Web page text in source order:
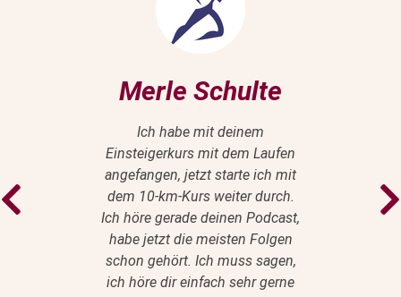
Merle Schulte
Ich habe mit deinem
Einsteigerkurs mit dem Laufen
angefangen, jetzt starte ich mit
dem 10-km-Kurs weiter durch.
Ich höre gerade deinen Podcast,
habe jetzt die meisten Folgen
schon gehört. Ich muss sagen,
ich höre dir einfach sehr gerne